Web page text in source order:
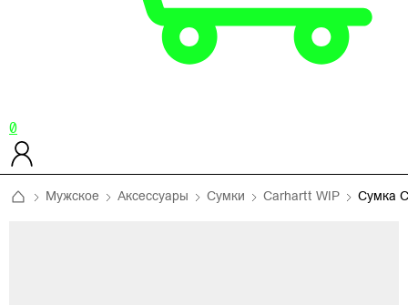
0
Мужское Аксессуары Сумки Carhartt WIP Сумка